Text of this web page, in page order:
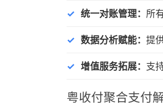
统一对账管理： 所
数据分析赋能： 提
增值服务拓展： 支
粤收付聚合支付